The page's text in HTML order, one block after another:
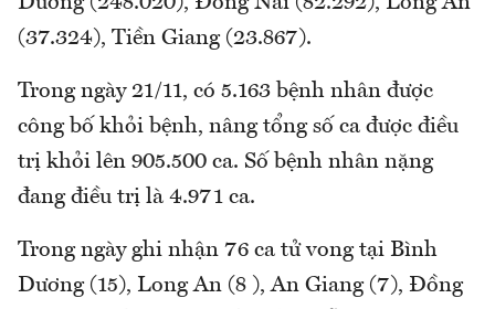
(37.324), Tiền Giang (23.867).
Trong ngày 21/11, có 5.163 bệnh nhân được
công bố khỏi bệnh, nâng tổng số ca được điều
trị khỏi lên 905.500 ca. Số bệnh nhân nặng
đang điều trị là 4.971 ca.
Trong ngày ghi nhận 76 ca tử vong tại Bình
Dương (15), Long An (8 ), An Giang (7), Đồng